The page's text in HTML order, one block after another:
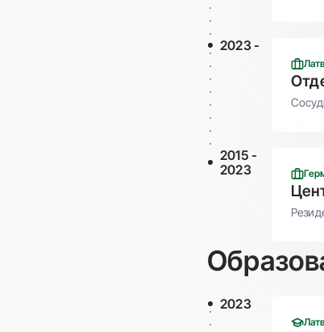
2023 -
2015 -
2023
2023